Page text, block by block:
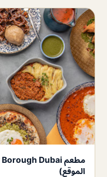
الموقع)